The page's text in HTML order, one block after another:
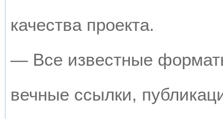
качества проекта.
— Все известные
вечные ссылки,